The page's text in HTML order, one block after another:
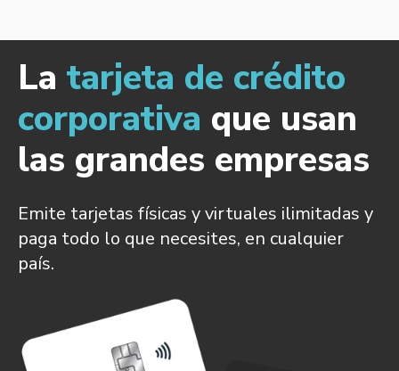
La tarjeta de crédito
corporativa que usan
las grandes empresas
Emite tarjetas físicas y virtuales ilimitadas y
paga todo lo que necesites, en cualquier
país.